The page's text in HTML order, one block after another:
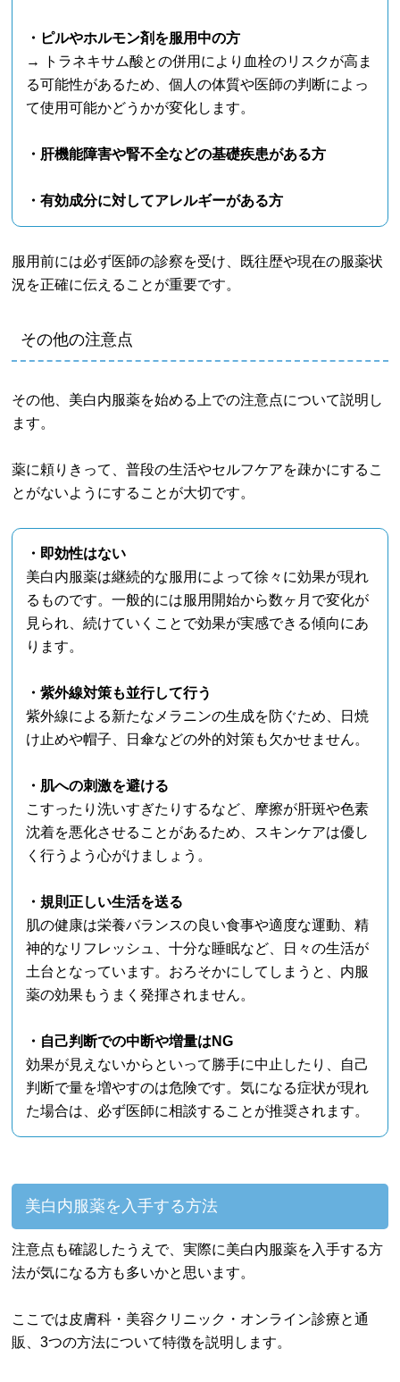
・ピルやホルモン剤を服用中の方
→ トラネキサム酸との併用により血栓のリスクが高ま
る可能性があるため、個人の体質や医師の判断によっ
て使用可能かどうかが変化します。
・肝機能障害や腎不全などの基礎疾患がある方
・有効成分に対してアレルギーがある方
服用前には必ず医師の診察を受け、既往歴や現在の服薬状
況を正確に伝えることが重要です。
その他の注意点
その他、美白内服薬を始める上での注意点について説明し
ます。
薬に頼りきって、普段の生活やセルフケアを疎かにするこ
とがないようにすることが大切です。
・即効性はない
美白内服薬は継続的な服用によって徐々に効果が現れ
るものです。一般的には服用開始から数ヶ月で変化が
見られ、続けていくことで効果が実感できる傾向にあ
ります。
・紫外線対策も並行して行う
紫外線による新たなメラニンの生成を防ぐため、日焼
け止めや帽子、日傘などの外的対策も欠かせません。
・肌への刺激を避ける
こすったり洗いすぎたりするなど、摩擦が肝斑や色素
沈着を悪化させることがあるため、スキンケアは優し
く行うよう心がけましょう。
・規則正しい生活を送る
肌の健康は栄養バランスの良い食事や適度な運動、精
神的なリフレッシュ、十分な睡眠など、日々の生活が
土台となっています。おろそかにしてしまうと、内服
薬の効果もうまく発揮されません。
・自己判断での中断や増量はNG
効果が見えないからといって勝手に中止したり、自己
判断で量を増やすのは危険です。気になる症状が現れ
た場合は、必ず医師に相談することが推奨されます。
美白内服薬を入手する方法
注意点も確認したうえで、実際に美白内服薬を入手する方
法が気になる方も多いかと思います。
ここでは皮膚科・美容クリニック・オンライン診療と通
販、3つの方法について特徴を説明します。